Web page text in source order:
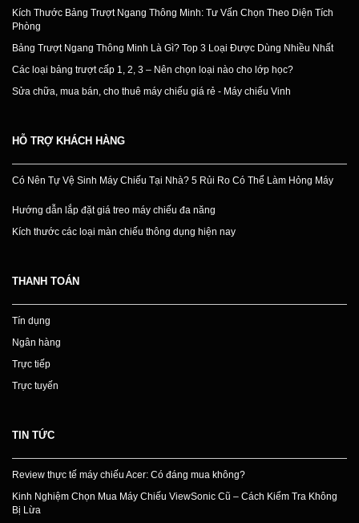
Kích Thước Bảng Trượt Ngang Thông Minh: Tư Vấn Chọn Theo Diện Tích
Phòng
Bảng Trượt Ngang Thông Minh Là Gì? Top 3 Loại Được Dùng Nhiều Nhất
Các loại bảng trượt cấp 1, 2, 3 – Nên chọn loại nào cho lớp học?
Sửa chữa, mua bán, cho thuê máy chiếu giá rẻ - Máy chiếu Vinh
HỖ TRỢ KHÁCH HÀNG
Có Nên Tự Vệ Sinh Máy Chiếu Tại Nhà? 5 Rủi Ro Có Thể Làm Hỏng Máy
Hướng dẫn lắp đặt giá treo máy chiếu đa năng
Kích thước các loại màn chiếu thông dụng hiện nay
THANH TOÁN
Tín dụng
Ngân hàng
Trực tiếp
Trực tuyến
TIN TỨC
Review thực tế máy chiếu Acer: Có đáng mua không?
Kinh Nghiệm Chọn Mua Máy Chiếu ViewSonic Cũ – Cách Kiểm Tra Không
Bị Lừa